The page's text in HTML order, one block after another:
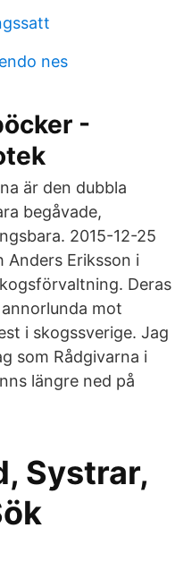
nes
-
är den dubbla
begåvade,
2015-12-25
Anders Eriksson i
Deras
mot
i skogssverige. Jag
som Rådgivarna i
längre ned på
Systrar,